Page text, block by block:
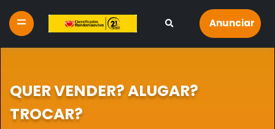
Anunciar
QUER VENDER? ALUGAR?
TROCAR?